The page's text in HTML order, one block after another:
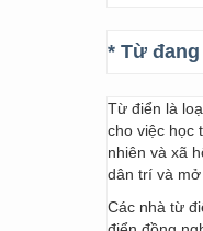
* Từ
Từ điển là
cho việc học
nhiên và xã
dân trí và
Các nhà từ